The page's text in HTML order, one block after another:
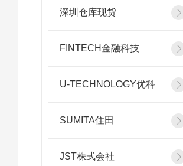
深圳仓库现货
FINTECH金融科技
U-TECHNOLOGY优科
SUMITA住田
JST株式会社